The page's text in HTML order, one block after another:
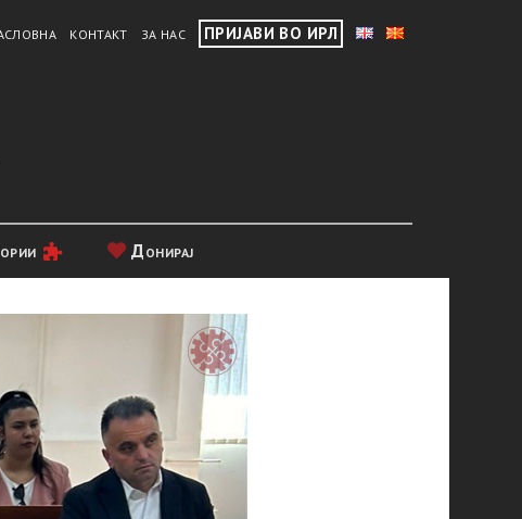
КОНТАКТ ЗА НАС ПРИЈАВИ ВО ИРЛ
Донирај